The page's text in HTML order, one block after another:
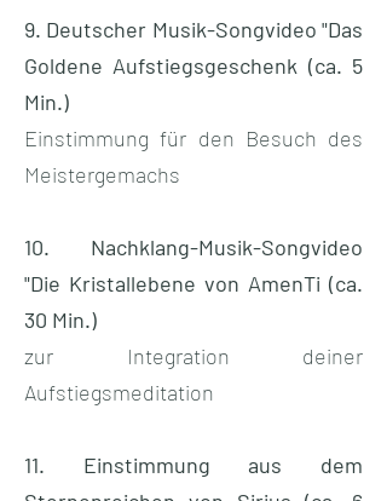
9. Deutscher Musik-Songvideo "Das
Goldene Aufstiegsgeschenk (ca. 5
Min.)
Einstimmung für den Besuch des
Meistergemachs
10. Nachklang-Musik-Songvideo
"Die Kristallebene von AmenTi (ca.
30 Min.)
zur Integration deiner
Aufstiegsmeditation
11. Einstimmung aus dem